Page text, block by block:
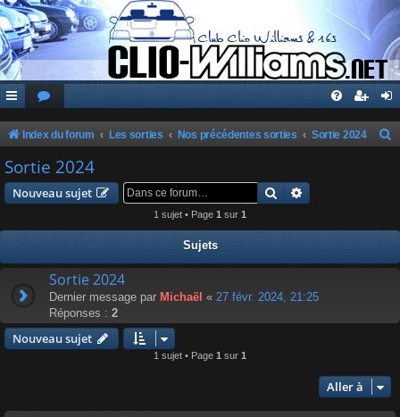
Index du forum Les sorties Nos précédentes sorties Sortie 2024
e
Sortie 2024
Nouveau sujet Rechercher
1 sujet • Page 1 sur 1
Sujets
Sortie 2024
Dernier message par Michaël « 27 févr. 2024, 21:25
Réponses : 2
Nouveau sujet
1 sujet • Page 1 sur 1
Aller à